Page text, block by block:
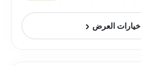
خيارات العرض